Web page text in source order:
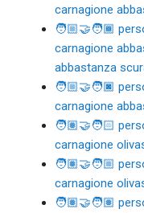
carnagione
🧑🏼‍🤝‍🧑🏾
carnagione
abbastanza
🧑🏼‍🤝‍🧑🏿
carnagione
🧑🏽‍🤝‍🧑🏻
carnagione
🧑🏽‍🤝‍🧑🏼
carnagione
🧑🏽‍🤝‍🧑🏽